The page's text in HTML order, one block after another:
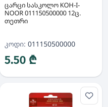
ცარცი სასკოლო KOH-I-
NOOR 011150500000 12ც.
თეთრი
კოდი: 011150500000
5.50 ₾